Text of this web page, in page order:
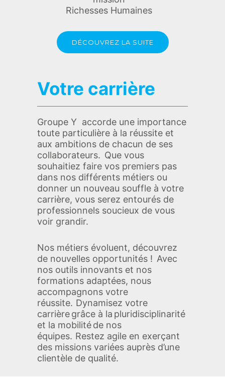
Richesses Humaines
DÉCOUVREZ LA SUITE
Votre carrière
Groupe Y accorde une importance
toute particulière à la réussite et
aux ambitions de chacun de ses
collaborateurs. Que vous
souhaitiez faire vos premiers pas
dans nos différents métiers ou
donner un nouveau souffle à votre
carrière, vous serez entourés de
professionnels soucieux de vous
voir grandir.
Nos métiers évoluent, découvrez
de nouvelles opportunités ! Avec
nos outils innovants et nos
formations adaptées, nous
accompagnons votre
réussite. Dynamisez votre
carrière grâce à la pluridisciplinarité
et la mobilité de nos
équipes. Restez agile en exerçant
des missions variées auprès d’une
clientèle de qualité.